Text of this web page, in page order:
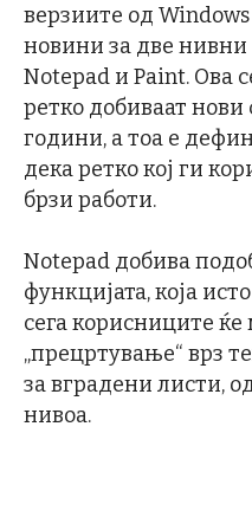
верзиите од
новини за две
Notepad и Paint. Ова
ретко добиваат
години, а тоа е
дека ретко кој ги
брзи работи.
Notepad добива
функцијата, која
сега корисниците
„прецртување“ врз
за вградени листи,
нивоа.